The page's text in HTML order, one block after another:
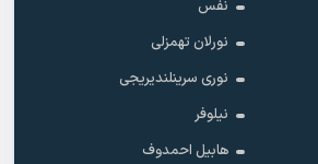
نفس
نورلان تهمزلی
نوری سرینلندیریجی
نیلوفر
هابیل احمدوف